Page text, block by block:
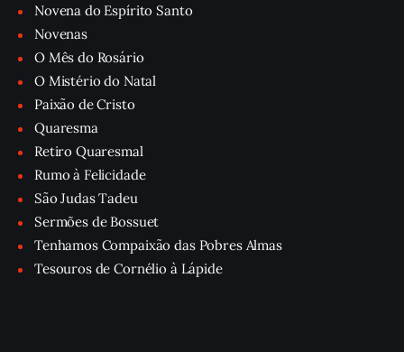
Novena do Espírito Santo
Novenas
O Mês do Rosário
O Mistério do Natal
Paixão de Cristo
Quaresma
Retiro Quaresmal
Rumo à Felicidade
São Judas Tadeu
Sermões de Bossuet
Tenhamos Compaixão das Pobres Almas
Tesouros de Cornélio à Lápide